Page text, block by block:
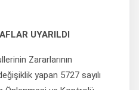
UYARILDI
Zararlarının
yapan 5727 sayılı